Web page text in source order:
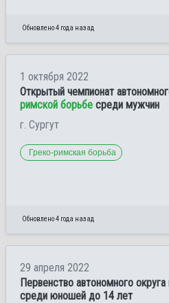
Обновлено 4 года назад
1 октября 2022
Открытый чемпионат
римской борьбе среди мужчин
г. Сургут
Греко-римская борьба
Обновлено 4 года назад
29 апреля 2022
Первенство автономного округа
среди юношей до 14 лет